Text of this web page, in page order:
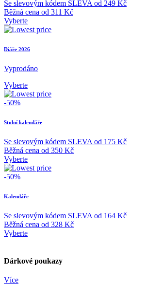
Se slevovým kódem SLEVA od 249 Kč
Běžná cena od 311 Kč
Vyberte
Diáře 2026
Vyprodáno
Vyberte
-50%
Stolní kalendáře
Se slevovým kódem SLEVA od 175 Kč
Běžná cena od 350 Kč
Vyberte
-50%
Kalendáře
Se slevovým kódem SLEVA od 164 Kč
Běžná cena od 328 Kč
Vyberte
Dárkové poukazy
Více